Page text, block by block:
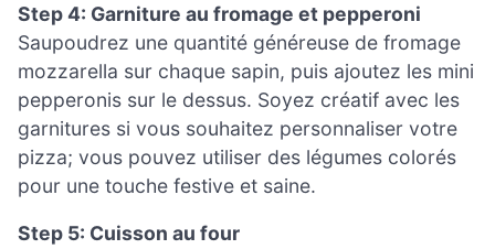
Step 4: Garniture au fromage et pepperoni
Saupoudrez une quantité généreuse de fromage
mozzarella sur chaque sapin, puis ajoutez les mini
pepperonis sur le dessus. Soyez créatif avec les
garnitures si vous souhaitez personnaliser votre
pizza; vous pouvez utiliser des légumes colorés
pour une touche festive et saine.
Step 5: Cuisson au four